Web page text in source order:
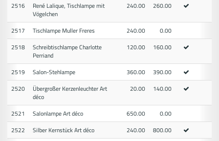
2516
René Lalique, Tischlampe mit
Vögelchen
240.00 260.00
2517 Tischlampe Muller Freres 240.00
0.00
2518
Schreibtischlampe Charlotte
Perriand
120.00 160.00
2519 Salon-Stehlampe 360.00
390.00
2520
Übergroßer Kerzenleuchter Art
déco
20.00 140.00
2521 Salonlampe Art déco 650.00
0.00
2522
Silber Kernstück Art déco 240.00
800.00